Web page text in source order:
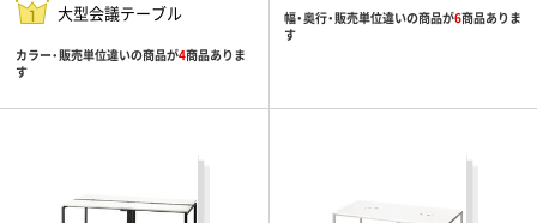
大型会議テーブル
カラー・販売単位違いの商品が4商品ありま
す
幅・奥行・販売単位違いの商品が6商品ありま
す